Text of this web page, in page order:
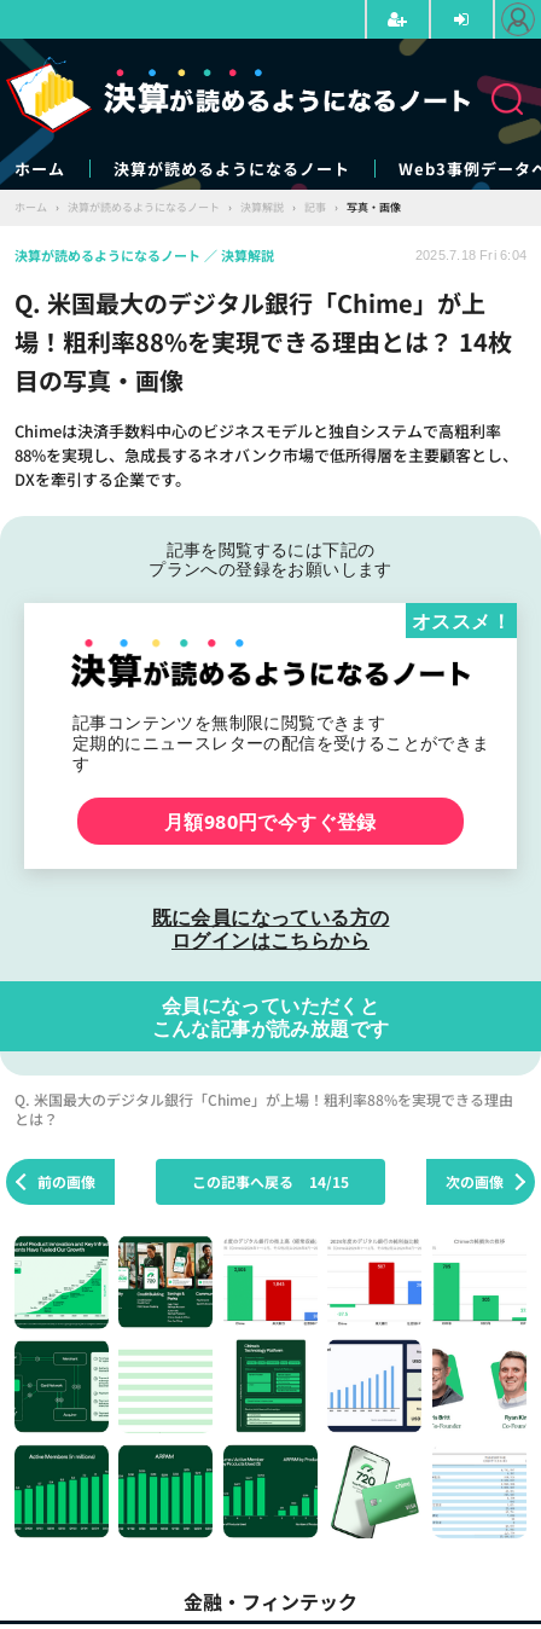
ホーム 決算が読めるようになるノート Web3事例データ
ホーム › 決算が読めるようになるノート › 決算解説 › 記事 › 写真・画像
Q. 米国最大のデジタル銀行「Chime」が上
場！粗利率88%を実現できる理由とは？ 14枚
目の写真・画像
Chimeは決済手数料中心のビジネスモデルと独自システムで高粗利率
88%を実現し、急成長するネオバンク市場で低所得層を主要顧客とし、
DXを牽引する企業です。
決算が読めるようになるノート 決算解説 2025.7.18 Fri 6:04
記事を閲覧するには下記の
プランへの登録をお願いします
記事コンテンツを無制限に閲覧できます
定期的にニュースレターの配信を受けることができま
す
オススメ！
月額980円で今すぐ登録
既に会員になっている方の
ログインはこちらから
会員になっていただくと
こんな記事が読み放題です
Q. 米国最大のデジタル銀行「Chime」が上場！粗利率88%を実現できる理由
とは？
前の画像 次の画像
この記事へ戻る 14/15
金融・フィンテック